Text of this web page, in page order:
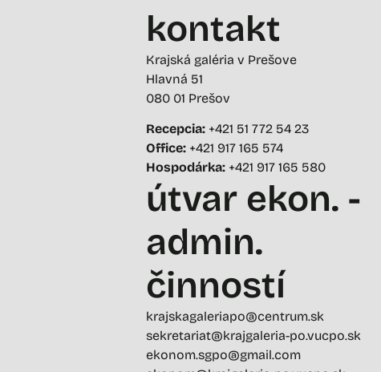
kontakt
Krajská galéria v Prešove
Hlavná 51
080 01 Prešov
Recepcia: +421 51 772 54 23
Office: +421 917 165 574
Hospodárka: +421 917 165 580
útvar ekon. -
admin.
činností
krajskagaleriapo@centrum.sk
sekretariat@krajgaleria-po.vucpo.sk
ekonom.sgpo@gmail.com